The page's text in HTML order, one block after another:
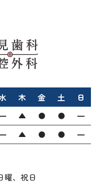
木 金 土 日
▲ ● ●
━
▲ ● ● ━
曜、祝日